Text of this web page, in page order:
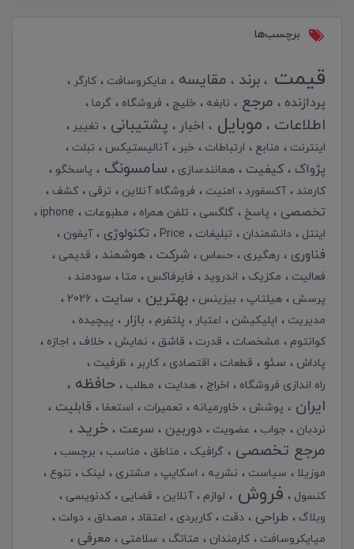
برچسب‌ها
قیمت برند مقایسه مایکروسافت کارگر
پردازنده مرجع نابغه خلیج فروشگاه گرما
اطلاعات موبایل اخبار پشتیبانی
تغییر
اینترنت
منابع ارتباطات خبر آنالیستیکس تبلت
پژواک کیفیت همانندسازی سامسونگ
پاسخگو
کارمند
آکسفورد امنیت فروشگاه آنلاین ترقی کشف
تخصصی پاسخ گلگسی تلفن همراه مطبوعات
iphone
اینتل
دانشمندان تبلیغات Price تکنولوژی آیفون
فناوری رهگیری حساس شرکت هوشمند
قدیمی
فعالیت
مکزیک اندروید فایرفاکس متا
سودمند
پرسش
هیلتاپ بیزینس بهترین سایت
2026
مدیریت
اپلیکیشن اعتبار پلتفرم بازار
پیچیده
کوانتوم
مشخصات قدرت قاشق نمایش خلاف
اجازه
پاداش
سئو قطعات اقتصادی کاربر
ظرفیت
راه اندازی فروشگاه
اخراج هدایت مطلب
حافظه
ایران
پوشش خاورمیانه تعمیرات استعفا قابلیت
نردبان جواب عضویت دوربین سرعت
خرید
مرجع تخصصی
گرافیک مناطق مناسب
برچسب
موزیلا
سیاست نشریه اسکایپ مشتری لینک
تنوع
کنسول
فروش لوازم آنلاین قضایی
کدنویسی
وبلاگ
طراحی دقت کاربردی اعتقاد مصداق
دولت
میایکروسافت
کارمندان متاتگ سلامتی معرفی